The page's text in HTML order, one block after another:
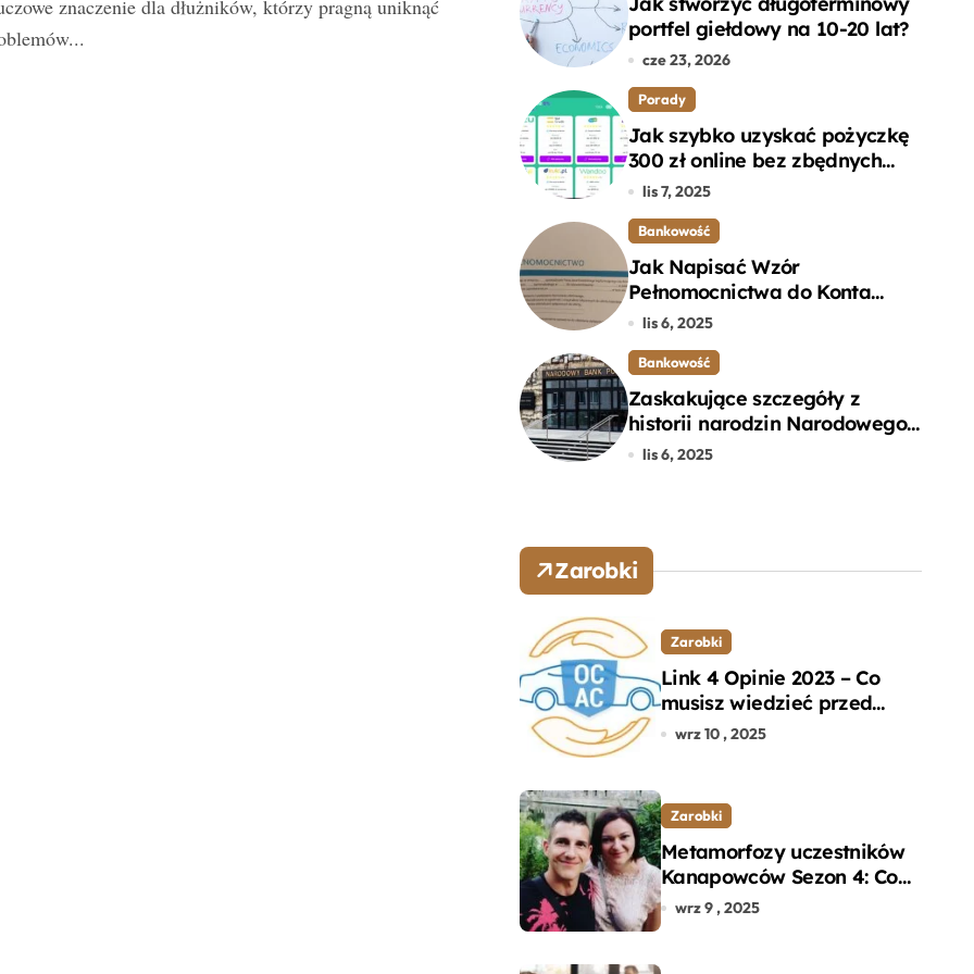
znaczenie dla dłużników, którzy pragną uniknąć
portfel giełdowy na 10-20 lat?
cze 23, 2026
Porady
Jak szybko uzyskać pożyczkę
300 zł online bez zbędnych
formalności?
lis 7, 2025
Bankowość
Jak Napisać Wzór
Pełnomocnictwa do Konta
Bankowego – Praktyczny
lis 6, 2025
Bankowość
Zaskakujące szczegóły z
historii narodzin Narodowego
Banku Polskiego, o których
lis 6, 2025
Zarobki
Zarobki
Link 4 Opinie 2023 – Co
musisz wiedzieć przed
wyborem ubezpieczenia
wrz 10 , 2025
Zarobki
Metamorfozy uczestników
Kanapowców Sezon 4: Co
naprawdę zaskoczyło
wrz 9 , 2025